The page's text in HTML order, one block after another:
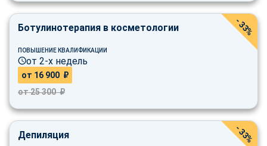
Ботулинотерапия в косметологии
ПОВЫШЕНИЕ КВАЛИФИКАЦИИ
от 2-х недель
от 16 900 ₽
от 25 300 ₽
- 33%
Депиляция - 33%